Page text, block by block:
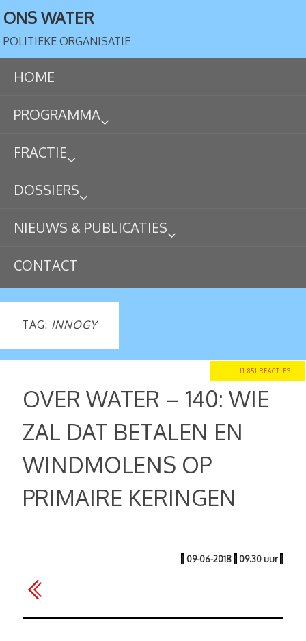
ONS WATER
POLITIEKE ORGANISATIE
HOME
PROGRAMMA
FRACTIE
DOSSIERS
NIEUWS & PUBLICATIES
CONTACT
TAG: INNOGY
11.851 REACTIES
OVER WATER – 140: WIE
ZAL DAT BETALEN EN
WINDMOLENS OP
PRIMAIRE KERINGEN
| 09-06-2018 | 09.30 uur |